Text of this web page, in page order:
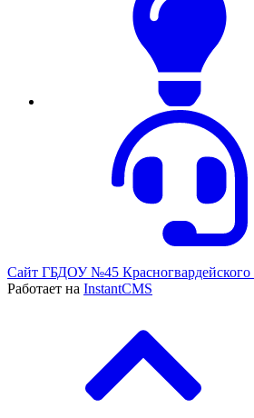
Сайт ГБДОУ №45
Работает на InstantCMS